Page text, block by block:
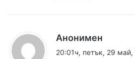
Анонимен
20:01ч, петък, 29